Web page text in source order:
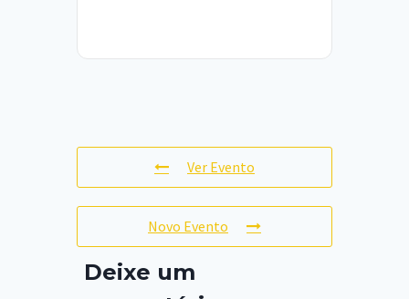
Ver Evento
Novo Evento
Deixe um